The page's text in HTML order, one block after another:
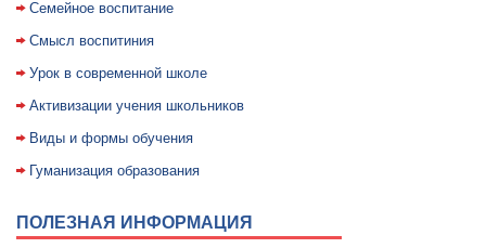
Семейное воспитание
Смысл воспитиния
Уpок в совpеменной школе
Активизации учения школьников
Виды и формы обучения
Гуманизация образования
ПОЛЕЗНАЯ ИНФОРМАЦИЯ